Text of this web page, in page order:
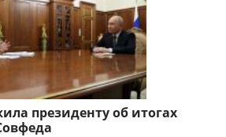
президенту об итогах